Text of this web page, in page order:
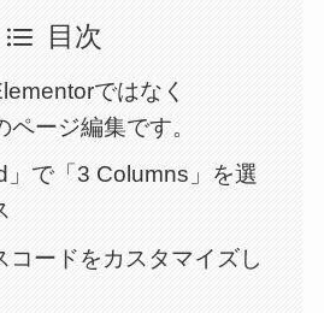
目次
ではなく
ージ編集です。
」で「3 Columns」を選
コードをカスタマイズし